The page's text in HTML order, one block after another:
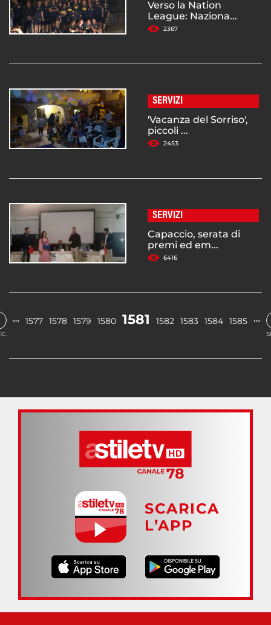
Verso la Nation
League: Naziona...
2367
SERVIZI
'Vacanza del Sorriso',
piccoli ...
2453
SERVIZI
Capaccio, serata di
premi ed em...
6416
… 1577 1578 1579 1580 1581 1582 1583 1584 1585 …
SCARICA
L’APP